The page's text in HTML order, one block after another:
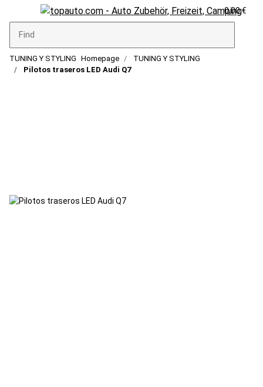
0,00 €
TUNING Y STYLING Homepage
TUNING Y STYLING
Pilotos traseros LED Audi Q7